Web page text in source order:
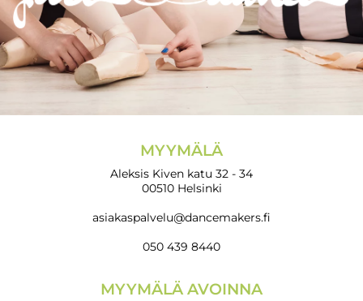
MYYMÄLÄ
Aleksis Kiven katu 32 - 34
00510 Helsinki
asiakaspalvelu@dancemakers.fi
050 439 8440
MYYMÄLÄ AVOINNA